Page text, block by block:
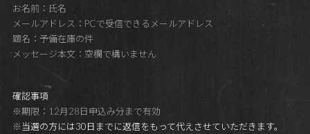
お名前：氏名
メールアドレス：PCで受信できるメールアドレス
題名：予備在庫の件
メッセージ本文：空欄で構いません
確認事項
※期限：12月28日申込み分まで有効
※当選の方には30日までに返信をもって代えさせていただきます。